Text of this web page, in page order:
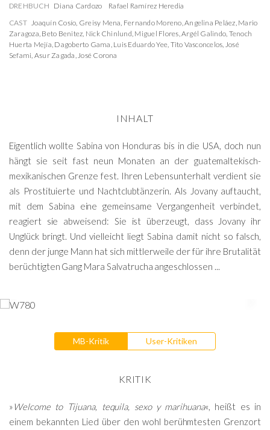
DREHBUCH Diana Cardozo
Rafael Ramírez Heredia
CAST Joaquín Cosío, Greisy Mena, Fernando Moreno,Angelina Peláez, Mario
Zaragoza, Beto Benitez, Nick Chinlund, Miguel Flores,Argél Galindo, Tenoch
Huerta Mejía, Dagoberto Gama, Luis Eduardo Yee, Tito Vasconcelos, José
Sefami, Asur Zagada,José Corona
INHALT
Eigentlich wollte Sabina von Honduras bis in die USA, doch nun
hängt sie seit fast neun Monaten an der guatemaltekisch-
mexikanischen Grenze fest. Ihren Lebensunterhalt verdient sie
als Prostituierte und Nachtclubtänzerin. Als Jovany auftaucht,
mit dem Sabina eine gemeinsame Vergangenheit verbindet,
reagiert sie abweisend: Sie ist überzeugt, dass Jovany ihr
Unglück bringt. Und vielleicht liegt Sabina damit nicht so falsch,
denn der junge Mann hat sich mittlerweile der für ihre Brutalität
berüchtigten Gang Mara Salvatrucha angeschlossen ...
MB-Kritik User-Kritiken
KRITIK
»Welcome to Tijuana, tequila, sexo y marihuana«, heißt es in
einem bekannten Lied über den wohl berühmtesten Grenzort